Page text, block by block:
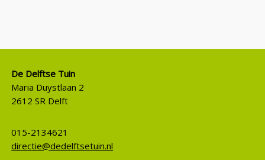
De Delftse Tuin
Maria Duystlaan 2
2612 SR Delft
015-2134621
directie@dedelftsetuin.nl